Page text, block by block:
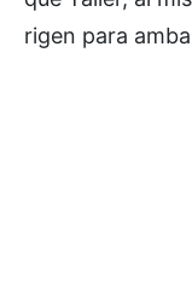
rigen para